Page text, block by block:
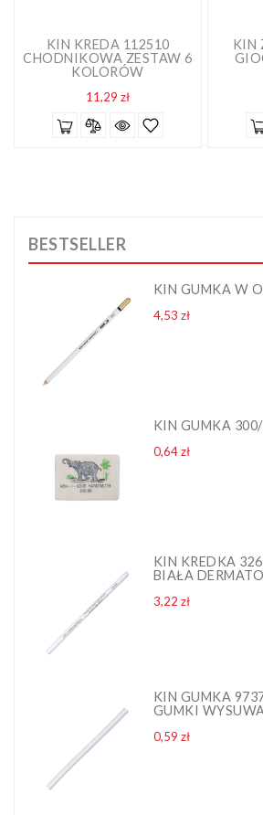
KIN KREDA 112510
CHODNIKOWA ZESTAW 6
KOLORÓW
11,29 złCena
KIN
BESTSELLER
KIN GUMKA W
4,53 złCena
KIN GUMKA
0,64 złCena
KIN KREDKA
BIAŁA
3,22 złCena
KIN GUMKA
GUMKI
0,59 złCena